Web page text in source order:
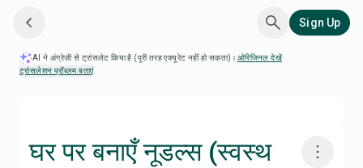
Sign Up
AI ने अंग्रेज़ी से ट्रांसलेट किया है (पूरी तरह एक्यूरेट नहीं हो सकता)। ओरिजिनल देखें·
ट्रांसलेशन प्रॉब्लम बताएं
घर पर बनाएँ नूडल्स (स्वस्थ